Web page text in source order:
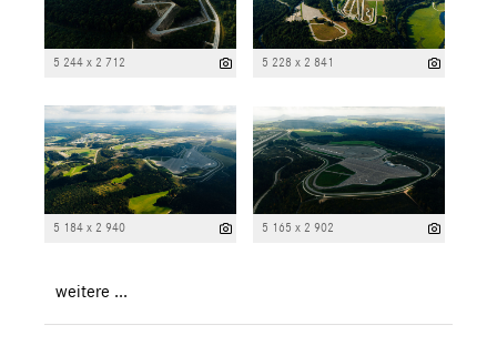
5 244 x 2 712 5 228 x 2 841
5 184 x 2 940 5 165 x 2 902
weitere ...